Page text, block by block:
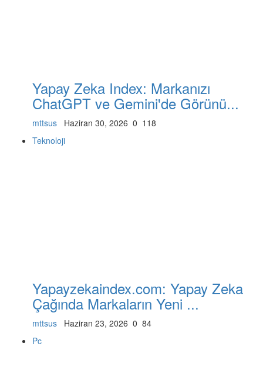
Yapay Zeka Index: Markanızı
ChatGPT ve Gemini'de Görünü...
mttsus Haziran 30, 2026 0 118
Teknoloji
Yapayzekaindex.com: Yapay Zeka
Çağında Markaların Yeni ...
mttsus Haziran 23, 2026 0 84
Pc